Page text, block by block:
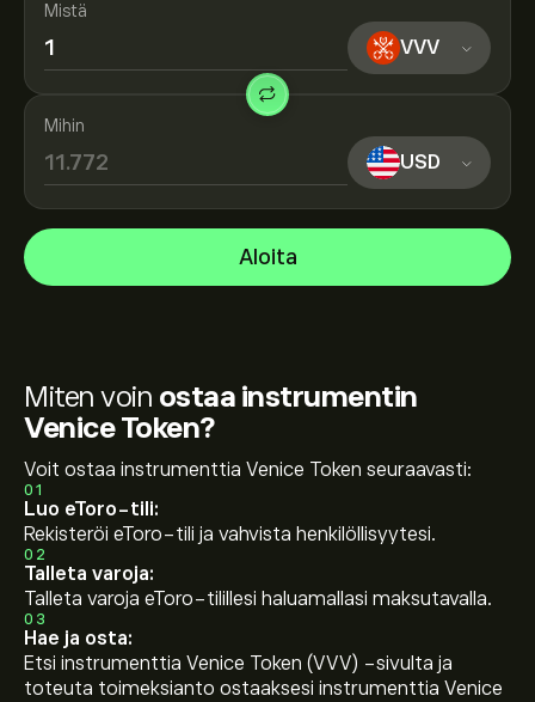
Mistä
VVV
Mihin
USD
Aloita
Miten voin ostaa instrumentin
Venice Token?
Voit ostaa instrumenttia Venice Token seuraavasti:
01
Luo eToro-tili:
Rekisteröi eToro-tili ja vahvista henkilöllisyytesi.
02
Talleta varoja:
Talleta varoja eToro-tilillesi haluamallasi maksutavalla.
03
Hae ja osta:
Etsi instrumenttia Venice Token (VVV) -sivulta ja
toteuta toimeksianto ostaaksesi instrumenttia Venice